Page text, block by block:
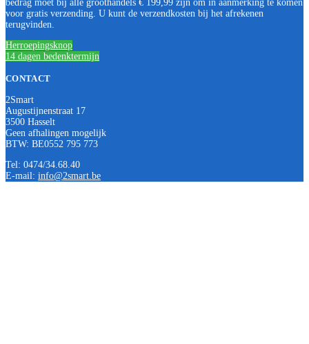
bedrag moet bij alle groothandels € 199,99 zijn om in aanmerking te komen
voor gratis verzending. U kunt de verzendkosten bij het afrekenen
terugvinden.
Herroepingsknop
14 dagen bedenktermijn
CONTACT
2Smart
Augustijnenstraat 17
3500 Hasselt
Geen afhalingen mogelijk
BTW: BE0552 795 773
Tel: 0474/34.68.40
E-mail: info@2smart.be